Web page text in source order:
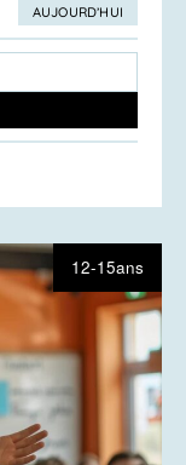
AUJOURD’HUI
12-15ans